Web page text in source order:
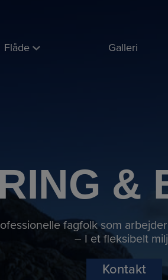
Flåde Galleri
&
fagfolk som
– I et fleksibelt
Kontakt